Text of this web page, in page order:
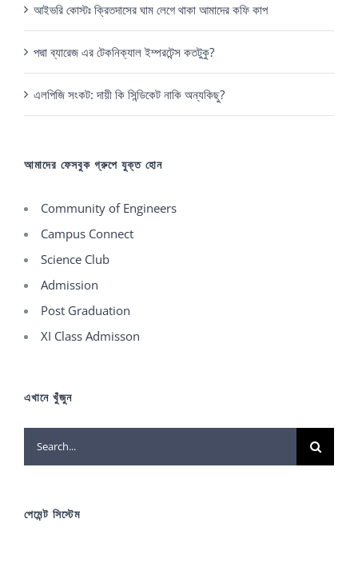
আইভরি কোস্টঃ ক্রিতদাসের ঘাম লেগে থাকা আমাদের কফি কাপ
পদ্মা ব্যারেজ এর টেকনিক্যাল ইম্পরটেন্স কতটুকু?
এলপিজি সংকট: দায়ী কি সিন্ডিকেট নাকি অন্যকিছু?
আমাদের ফেসবুক গ্রুপে যুক্ত হোন
Community of Engineers
Campus Connect
Science Club
Admission
Post Graduation
XI Class Admisson
এখানে খুঁজুন
Search
for:
পেমেন্ট সিস্টেম